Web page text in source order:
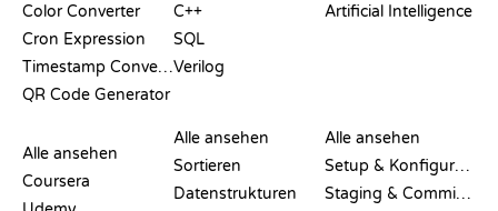
Color Converter
Cron Expression
Timestamp Converter
QR Code Generator
C++
SQL
Verilog
Artificial Intelligence
Alle ansehen
Coursera
Alle ansehen
Sortieren
Datenstrukturen
Alle ansehen
Setup & Konfiguration
Staging & Committing